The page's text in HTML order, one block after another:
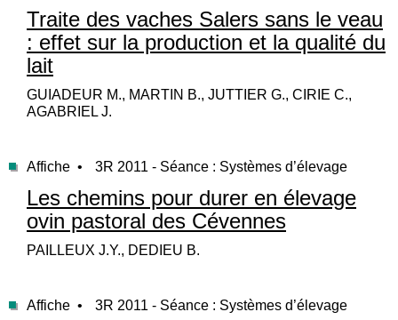
Traite des vaches Salers sans le veau
: effet sur la production et la qualité du
lait
GUIADEUR M., MARTIN B., JUTTIER G., CIRIE C.,
AGABRIEL J.
Affiche • 3R 2011 - Séance : Systèmes d’élevage
Les chemins pour durer en élevage
ovin pastoral des Cévennes
PAILLEUX J.Y., DEDIEU B.
Affiche • 3R 2011 - Séance : Systèmes d’élevage